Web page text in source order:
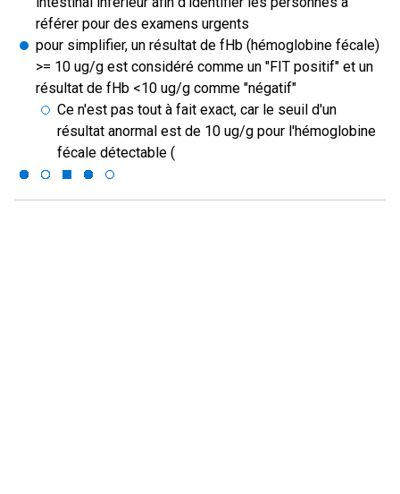
référer pour des examens urgents
pour simplifier, un résultat de fHb (hémoglobine fécale)
>= 10 ug/g est considéré comme un "FIT positif" et un
résultat de fHb <10 ug/g comme "négatif"
Ce n'est pas tout à fait exact, car le seuil d'un
résultat anormal est de 10 ug/g pour l'hémoglobine
fécale détectable (